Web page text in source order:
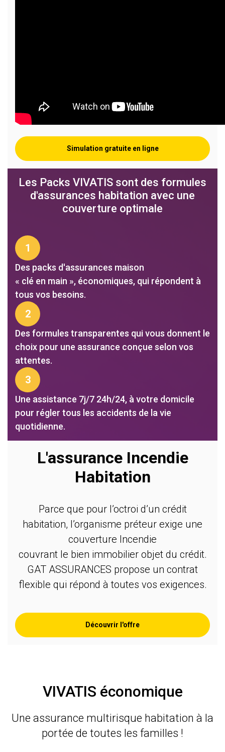
Simulation gratuite en ligne
Les Packs VIVATIS sont des formules
d'assurances habitation avec une
couverture optimale
1
Des packs d'assurances maison
« clé en main », économiques, qui répondent à
tous vos besoins.
2
Des formules transparentes qui vous donnent le
choix pour une assurance conçue selon vos
attentes.
3
Une assistance 7j/7 24h/24, à votre domicile
pour régler tous les accidents de la vie
quotidienne.
L'assurance Incendie
Habitation
Parce que pour l’octroi d’un crédit
habitation, l’organisme préteur exige une
couverture Incendie
couvrant le bien immobilier objet du crédit.
GAT ASSURANCES propose un contrat
flexible qui répond à toutes vos exigences.
Découvrir l'offre
VIVATIS économique
Une assurance multirisque habitation à la
portée de toutes les familles !